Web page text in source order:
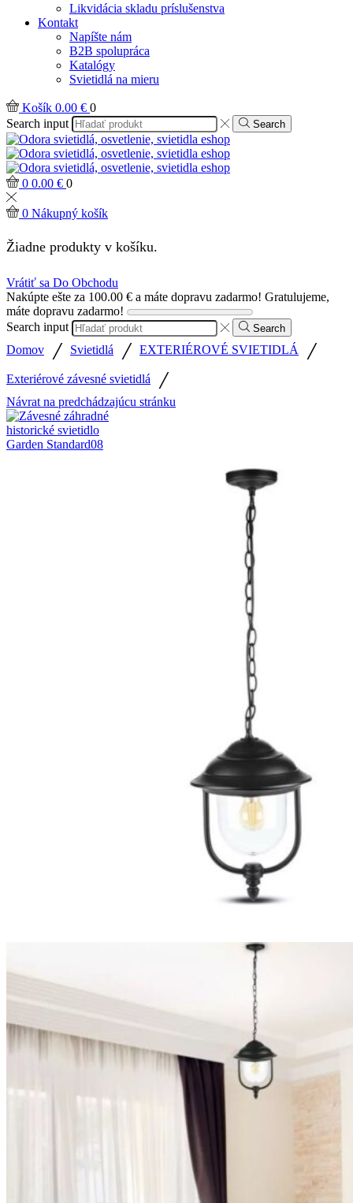
Likvidácia skladu príslušenstva
Kontakt
Napíšte nám
B2B spolupráca
Katalógy
Svietidlá na mieru
Košík 0.00 € 0
Search input
Search
0 0.00 € 0
0 Nákupný košík
Žiadne produkty v košíku.
Vrátiť sa Do Obchodu
Nakúpte ešte za 100.00 € a máte dopravu zadarmo! Gratulujeme,
máte dopravu zadarmo!
Search input
Search
Domov / Svietidlá / EXTERIÉROVÉ SVIETIDLÁ /
Exteriérové závesné svietidlá /
Návrat na predchádzajúcu stránku